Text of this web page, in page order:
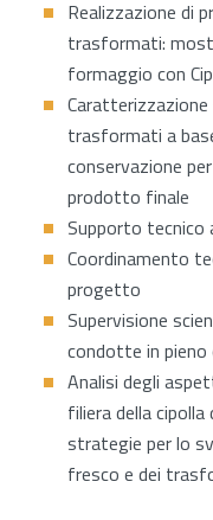
Realizzazione di
trasformati:
formaggio con
trasformati a
conservazione
prodotto finale
Supporto tecnico
Coordinamento
progetto
Supervisione
condotte in pieno
Analisi degli
filiera della cipolla
strategie per lo
fresco e dei